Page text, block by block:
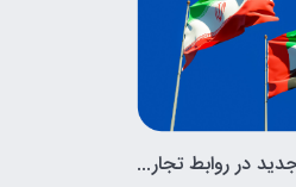
آغاز فصلی جدید در روابط تجاری ایران و امارات